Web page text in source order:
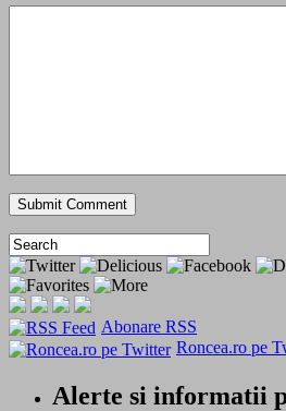
Abonare RSS
Roncea.ro pe
Alerte si informatii